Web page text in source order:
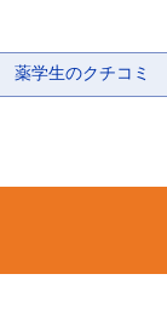
薬学生のクチコミ